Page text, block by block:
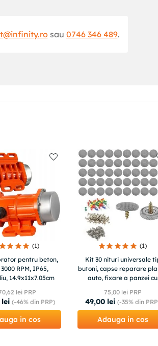
sau 0746 346 489.
(1)
pentru beton,
3000 RPM, IP65,
14.9x11x7.05cm
,62 lei PRP
lei (-46% din PRP)
in cos
(1)
Kit 30 nituri universale
butoni, capse reparare
auto, fixare a panzei cu
75,00lei PRP
49,00 lei (-35% din
Adauga in cos